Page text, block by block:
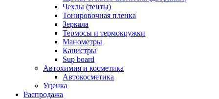
Чехлы (тенты)
Тонировочная пленка
Зеркалa
Термосы и термокружки
Манометры
Канистры
Sup board
Автохимия и косметика
Автокосметика
Уценка
Распродажа